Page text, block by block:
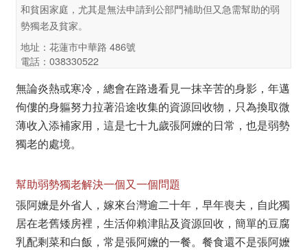
和貧困家庭，尤其是無法申請到公部門補助但又急需幫助的弱
勢獨老及貧家。
地址：花蓮市中華路 486號
電話：038330522
無論炎熱或寒冷，總會在路邊看見一抹辛苦的身影，年邁
佝僂的身軀努力拉著沿途收集的資源回收物，只為換取微
薄收入添補家用，這是七十九歲張阿嬤的日常，也是弱勢
獨老的處境。
幫助弱勢獨老解決一個又一個問題
張阿嬤是外省人，嫁來台灣逾二十年，早年喪夫，自此獨
居在老舊矮房裡，生活仰賴津貼及資源回收，簡單的豆腐
乳配剩菜和白飯，常是張阿嬤的一餐。餐食還不是張阿嬤